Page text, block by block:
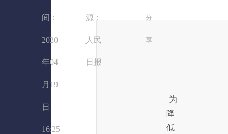
间：
2020
年04
月19
日
16:25
源：
人民
日报
分
享
为
降
低